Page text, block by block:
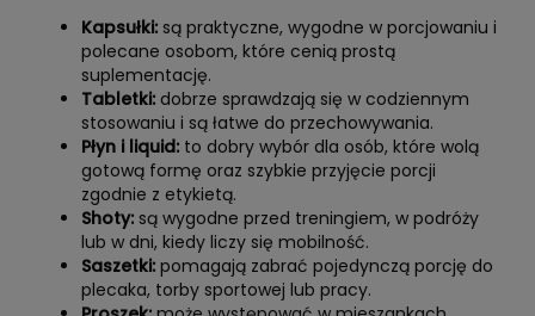
Kapsułki: są praktyczne, wygodne w porcjowaniu i
polecane osobom, które cenią prostą
suplementację.
Tabletki: dobrze sprawdzają się w codziennym
stosowaniu i są łatwe do przechowywania.
Płyn i liquid: to dobry wybór dla osób, które wolą
gotową formę oraz szybkie przyjęcie porcji
zgodnie z etykietą.
Shoty: są wygodne przed treningiem, w podróży
lub w dni, kiedy liczy się mobilność.
Saszetki: pomagają zabrać pojedynczą porcję do
plecaka, torby sportowej lub pracy.